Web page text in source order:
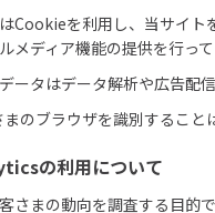
Cookieを利用し、当サイ
メディア機能の提供を行って
ータはデータ解析や広告配
のブラウザを識別すること
の利用について
さまの動向を調査する目